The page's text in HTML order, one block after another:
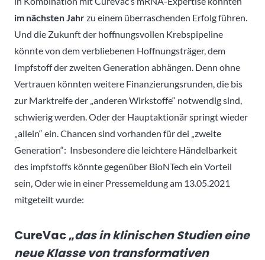
im nächsten Jahrzu einem überraschenden Erfolg führen.
Und die Zukunft der hoffnungsvollen Krebspipeline
könnte von dem verbliebenen Hoffnungsträger, dem
Impfstoff der zweiten Generation abhängen. Denn ohne
Vertrauen könnten weitere Finanzierungsrunden, die bis
zur Marktreife der „anderen Wirkstoffe“ notwendig sind,
schwierig werden. Oder der Hauptaktionär springt wieder
„allein“ ein. Chancen sind vorhanden für dei „zweite
Generation“: Insbesondere die leichtere Händelbarkeit
des impfstoffs könnte gegenüber BioNTech ein Vorteil
sein, Oder wie in einer Pressemeldung am 13.05.2021
mitgeteilt wurde:
CureVac „das in klinischen Studien eine
neue Klasse von transformativen